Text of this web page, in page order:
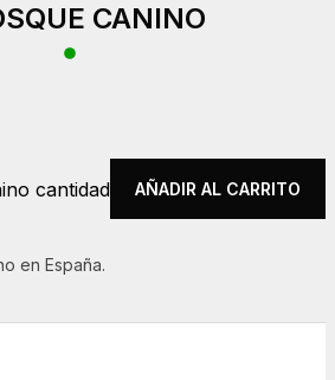
CANINO
cantidad AÑADIR AL CARRITO
en España.